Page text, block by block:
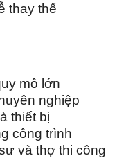
thay thế
mô lớn
nghiệp
thiết bị
công trình
và thợ thi công